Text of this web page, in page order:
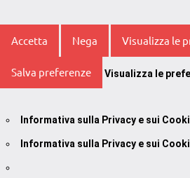
Accetta Nega Visualizza le
Salva preferenze Visualizza le
Informativa sulla Privacy e sui
Informativa sulla Privacy e sui